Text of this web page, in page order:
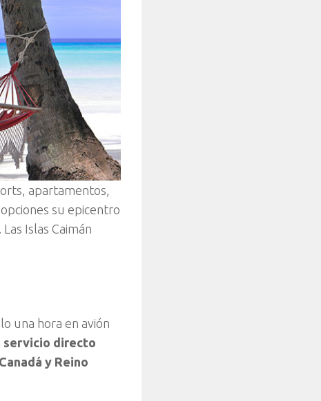
apartamentos,
su epicentro
Islas Caimán
una hora en avión
servicio directo
y Reino